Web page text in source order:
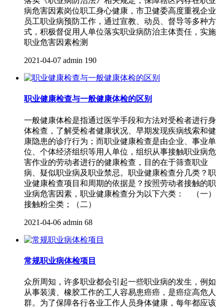
病危害因素岗位职工身心健康，市卫健委高度重视企业
员工职业病预防工作，通过宣教、动员、督导等多种方
式，积极督促用人单位落实职业病防治主体责任，实施
职业危害因素检测
2021-04-07 admin 190
职业健康检查与一般健康体检的区别
一般健康体检是指通过医学手段和方法对受检者进行身
体检查，了解受检者健康状况、早期发现疾病线索和健
康隐患的诊疗行为；而职业健康检查是由企业、事业单
位、个体经济组织等用人单位，组织从事接触职业病危
害作业的劳动者进行的健康检查，目的在于筛查职业
病、疑似职业病及职业禁忌。职业健康检查分几类？职
业健康检查项目和周期的依据是？按照劳动者接触的职
业病危害因素，职业健康检查分为以下六类： （一）
接触粉尘类；（二）
2021-04-06 admin 68
常规职业病体检项目
众所周知，许多职业都会引起一些职业病的发生，例如
从事装潢、橡胶工作的工人容易患癌癌，是癌症高危人
群。为了保障各行各业工作人员身体健康，每年都应该